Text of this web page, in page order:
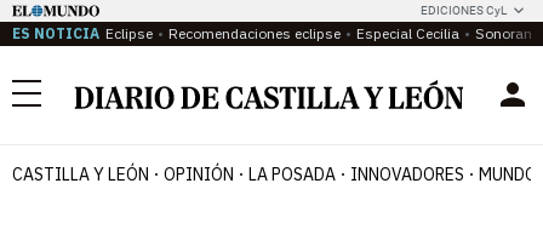
EDICIONES CyL
ES NOTICIA Eclipse Recomendaciones eclipse Especial Cecilia
Menú
CASTILLA Y LEÓN OPINIÓN LA POSADA INNOVADORES MUNDO